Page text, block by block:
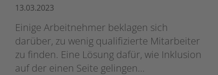
13.03.2023
Einige Arbeitnehmer beklagen sich
darüber, zu wenig qualifizierte Mitarbeiter
zu finden. Eine Lösung dafür, wie Inklusion
auf der einen Seite gelingen…